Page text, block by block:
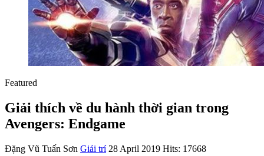
Featured
Giải thích về du hành thời gian trong
Avengers: Endgame
Đặng Vũ Tuấn Sơn Giải trí 28 April 2019 Hits: 17668